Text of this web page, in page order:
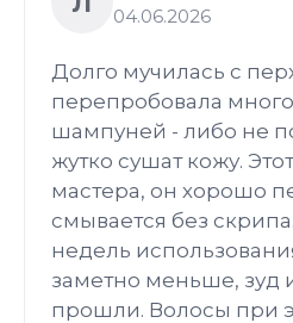
04.06.2026
Долго мучилась с
перепробовала
шампуней - либо не
жутко сушат кожу.
мастера, он хорошо
смывается без
недель
заметно меньше, зуд
прошли. Волосы при